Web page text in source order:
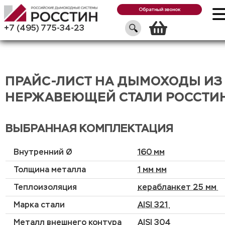
+7 (495) 775-34-23
Обратный звонок
ПРАЙС-ЛИСТ НА ДЫМОХОДЫ ИЗ
НЕРЖАВЕЮЩЕЙ СТАЛИ
ВЫБРАННАЯ КОМПЛЕКТАЦИЯ
Внутренний Ø
160 мм
Толщина металла
1 мм мм
Теплоизоляция
керабланкет 25 мм
Марка стали
AISI 321
Металл внешнего контура
AISI 304